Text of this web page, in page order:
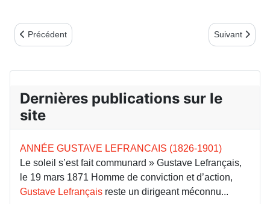
Article précédent : Bulletin n°85 - 1er trim. 2021
Précédent Article
Suivant
Dernières publications sur le
site
ANNÉE GUSTAVE LEFRANCAIS (1826-1901)
Le soleil s’est fait communard » Gustave Lefrançais,
le 19 mars 1871 Homme de conviction et d’action,
Gustave Lefrançais reste un dirigeant méconnu...